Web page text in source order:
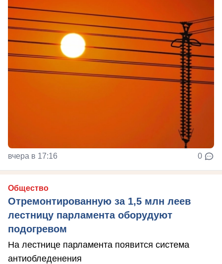
вчера в 17:16 0
Общество
Отремонтированную за 1,5 млн леев
лестницу парламента оборудуют
подогревом
На лестнице парламента появится система
антиобледенения